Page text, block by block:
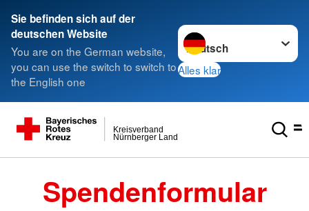
Sie befinden sich auf der
deutschen Website
You are on the German website,
you can use the switch to switch to
the English one
Sprache wechseln zu
Alles klar
Nürnberger Land
Kreisverband
Spendenformular